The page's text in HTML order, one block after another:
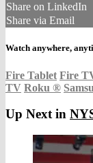
Share on LinkedIn
Share via Email
Watch anywhere,
Fire Tablet Fire
TV Roku ®
Up Next in